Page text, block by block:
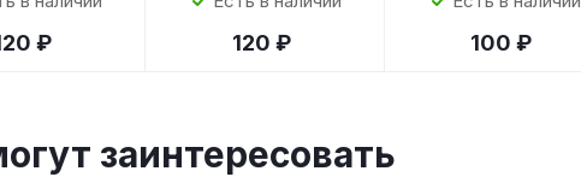
₽ 120 ₽ 100 ₽
заинтересовать